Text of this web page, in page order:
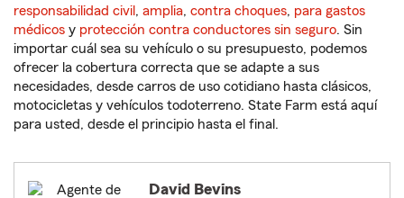
responsabilidad civil , amplia, contra choques, para gastos
médicos y protección contra conductores sin seguro. Sin
importar cuál sea su vehículo o su presupuesto, podemos
ofrecer la cobertura correcta que se adapte a sus
necesidades, desde carros de uso cotidiano hasta clásicos,
motocicletas y vehículos todoterreno. State Farm está aquí
para usted, desde el principio hasta el final.
David Bevins